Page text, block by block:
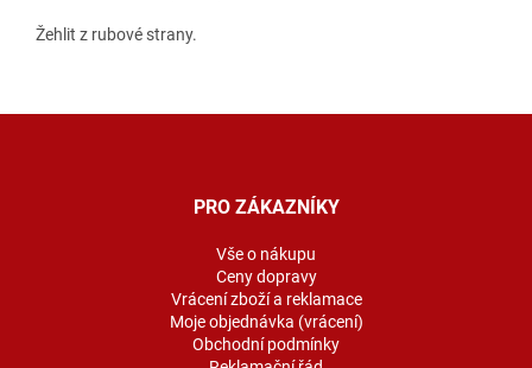
Žehlit z rubové strany.
PRO ZÁKAZNÍKY
Vše o nákupu
Ceny dopravy
Vrácení zboží a reklamace
Moje objednávka (vrácení)
Obchodní podmínky